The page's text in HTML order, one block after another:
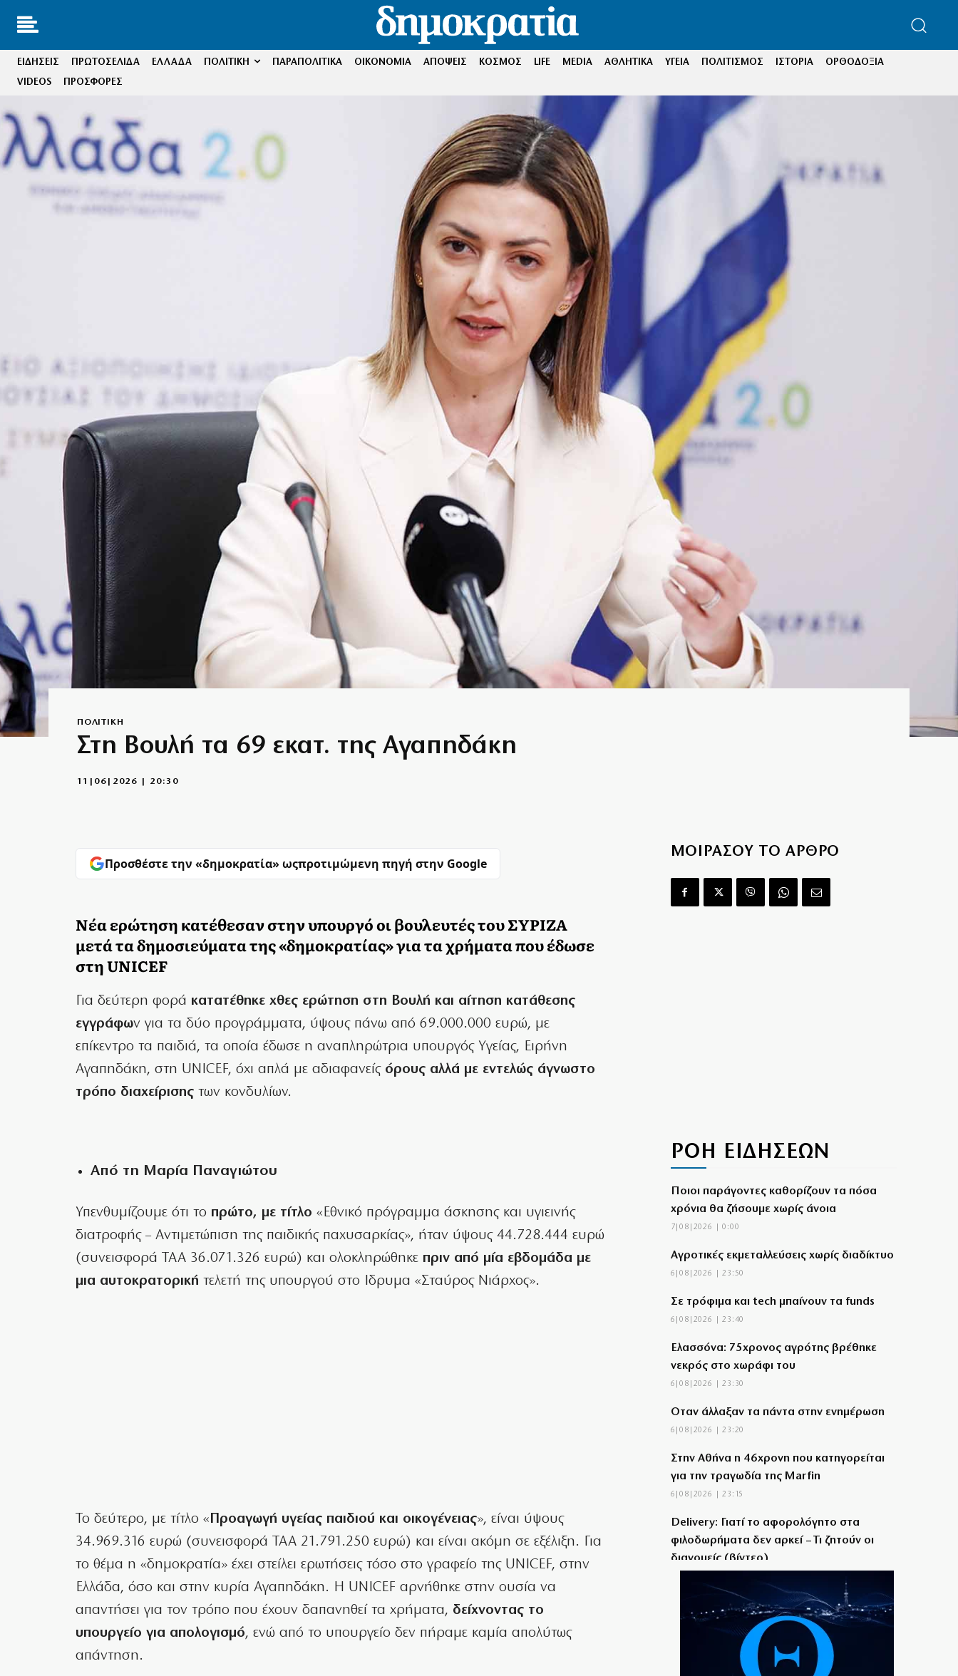
ΕΙΔΗΣΕΙΣ ΠΡΩΤΟΣΕΛΙΔΑ ΕΛΛΑΔΑ ΠΟΛΙΤΙΚΗ ΠΑΡΑΠΟΛΙΤΙΚΑ ΟΙΚΟΝΟΜΙΑ ΑΠΟΨΕΙΣ ΚΟΣΜΟΣ LIFE MEDIA ΑΘΛΗΤΙΚΑ ΥΓΕΙΑ ΠΟΛΙΤΙΣΜΟΣ ΙΣΤΟΡΙΑ
ΟΡΘΟΔΟΞΙΑ
VIDEOS
ΠΡΟΣΦΟΡΕΣ
ΠΟΛΙΤΙΚΗ
Στη Βουλή τα 69 εκατ. της Αγαπηδάκη
11|06|2026 | 20:30
Προσθέστε την «δημοκρατία» ωςπροτιμώμενη πηγή στην Google
Νέα ερώτηση κατέθεσαν στην υπουργό οι βουλευτές του ΣΥΡΙΖΑ
μετά τα δημοσιεύματα της «δημοκρατίας» για τα χρήματα που έδωσε
στη UNICEF
Για δεύτερη φορά κατατέθηκε χθες ερώτηση στη Βουλή και αίτηση κατάθεσης
εγγράφων για τα δύο προγράμματα, ύψους πάνω από 69.000.000 ευρώ, με
επίκεντρο τα παιδιά, τα οποία έδωσε η αναπληρώτρια υπουργός Υγείας, Ειρήνη
Αγαπηδάκη, στη UNICEF, όχι απλά με αδιαφανείς όρους αλλά με εντελώς άγνωστο
τρόπο διαχείρισης των κονδυλίων.
Από τη Μαρία Παναγιώτου
Υπενθυμίζουμε ότι το πρώτο, με τίτλο «Εθνικό πρόγραμμα άσκησης και υγιεινής
διατροφής – Αντιμετώπιση της παιδικής παχυσαρκίας», ήταν ύψους 44.728.444 ευρώ
(συνεισφορά ΤΑΑ 36.071.326 ευρώ) και ολοκληρώθηκε πριν από μία εβδομάδα με
μια αυτοκρατορική τελετή της υπουργού στο Ιδρυμα «Σταύρος Νιάρχος».
Το δεύτερο, με τίτλο «Προαγωγή υγείας παιδιού και οικογένειας», είναι ύψους
34.969.316 ευρώ (συνεισφορά ΤΑΑ 21.791.250 ευρώ) και είναι ακόμη σε εξέλιξη. Για
το θέμα η «δημοκρατία» έχει στείλει ερωτήσεις τόσο στο γραφείο της UNICEF, στην
Ελλάδα, όσο και στην κυρία Αγαπηδάκη. H UNICEF αρνήθηκε στην ουσία να
απαντήσει για τον τρόπο που έχουν δαπανηθεί τα χρήματα, δείχνοντας το
υπουργείο για απολογισμό, ενώ από το υπουργείο δεν πήραμε καμία απολύτως
απάντηση.
ΜΟΙΡΑΣΟΥ ΤΟ ΑΡΘΡΟ
ΡΟΗ ΕΙΔΗΣΕΩΝ
Ποιοι παράγοντες καθορίζουν τα πόσα
χρόνια θα ζήσουμε χωρίς άνοια
7|08|2026 | 0:00
Αγροτικές εκμεταλλεύσεις χωρίς διαδίκτυο
6|08|2026 | 23:50
Σε τρόφιμα και tech μπαίνουν τα funds
6|08|2026 | 23:40
Ελασσόνα: 75χρονος αγρότης βρέθηκε
νεκρός στο χωράφι του
6|08|2026 | 23:30
Όταν άλλαξαν τα πάντα στην ενημέρωση
6|08|2026 | 23:20
Στην Αθήνα η 46χρονη που κατηγορείται
για την τραγωδία της Marfin
6|08|2026 | 23:15
Delivery: Γιατί το αφορολόγητο στα
φιλοδωρήματα δεν αρκεί – Τι ζητούν οι
διανομείς (βίντεο)
Ο Ορτέγκα αποχαιρέτησε τον Ολυμπιακό
και υπογράφει στη Ρίβερ Πλέιτ
6|08|2026 | 23:00
ΟΛΘ: Νέα επένδυση σε σύγχρονο